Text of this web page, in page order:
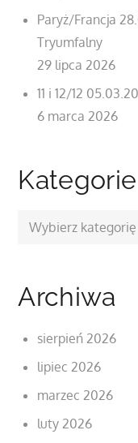
Paryż/Francja
Tryumfalny
29 lipca 2026
11 i 12/12
6 marca 2026
Kategorie
Kategorie
Archiwa
sierpień 2026
lipiec 2026
marzec 2026
luty 2026